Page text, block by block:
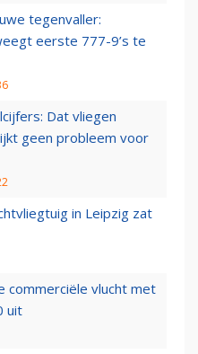
tegenvaller:
eerste 777-9’s te
Dat vliegen
geen probleem voor
in Leipzig zat
commerciële vlucht met
uit